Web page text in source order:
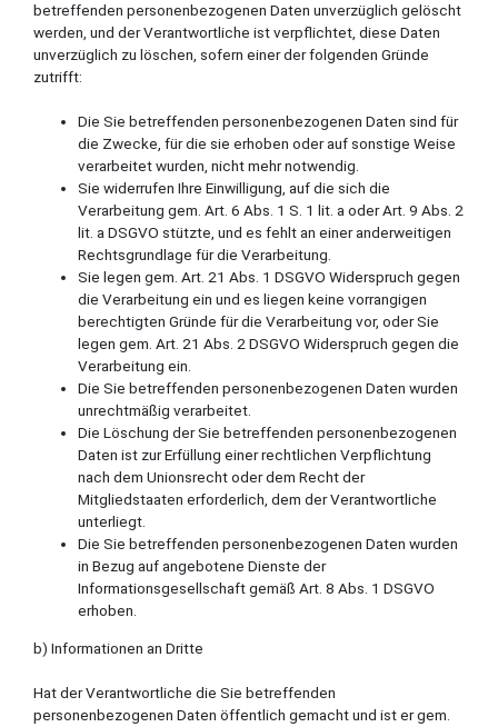
betreffenden personenbezogenen Daten unverzüglich gelöscht
werden, und der Verantwortliche ist verpflichtet, diese Daten
unverzüglich zu löschen, sofern einer der folgenden Gründe
zutrifft:
Die Sie betreffenden personenbezogenen Daten sind für
die Zwecke, für die sie erhoben oder auf sonstige Weise
verarbeitet wurden, nicht mehr notwendig.
Sie widerrufen Ihre Einwilligung, auf die sich die
Verarbeitung gem. Art. 6 Abs. 1 S. 1 lit. a oder Art. 9 Abs. 2
lit. a DSGVO stützte, und es fehlt an einer anderweitigen
Rechtsgrundlage für die Verarbeitung.
Sie legen gem. Art. 21 Abs. 1 DSGVO Widerspruch gegen
die Verarbeitung ein und es liegen keine vorrangigen
berechtigten Gründe für die Verarbeitung vor, oder Sie
legen gem. Art. 21 Abs. 2 DSGVO Widerspruch gegen die
Verarbeitung ein.
Die Sie betreffenden personenbezogenen Daten wurden
unrechtmäßig verarbeitet.
Die Löschung der Sie betreffenden personenbezogenen
Daten ist zur Erfüllung einer rechtlichen Verpflichtung
nach dem Unionsrecht oder dem Recht der
Mitgliedstaaten erforderlich, dem der Verantwortliche
unterliegt.
Die Sie betreffenden personenbezogenen Daten wurden
in Bezug auf angebotene Dienste der
Informationsgesellschaft gemäß Art. 8 Abs. 1 DSGVO
erhoben.
b) Informationen an Dritte
Hat der Verantwortliche die Sie betreffenden
personenbezogenen Daten öffentlich gemacht und ist er gem.